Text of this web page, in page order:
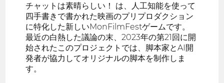
チャットは素晴らしい！ は、人工知能を使って
四手書きで書かれた映画のプリプロダクション
に特化した新しいMonFilmFestゲームです。
最近の白熱した議論の末、2023年の第21回に開
始されたこのプロジェクトでは、脚本家とAI開
発者が協力してオリジナルの脚本を制作しま
す。